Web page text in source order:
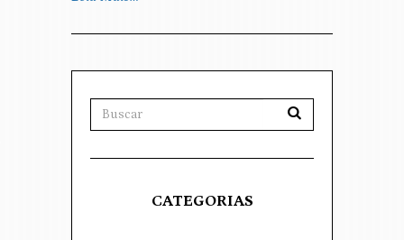
CATEGORIAS